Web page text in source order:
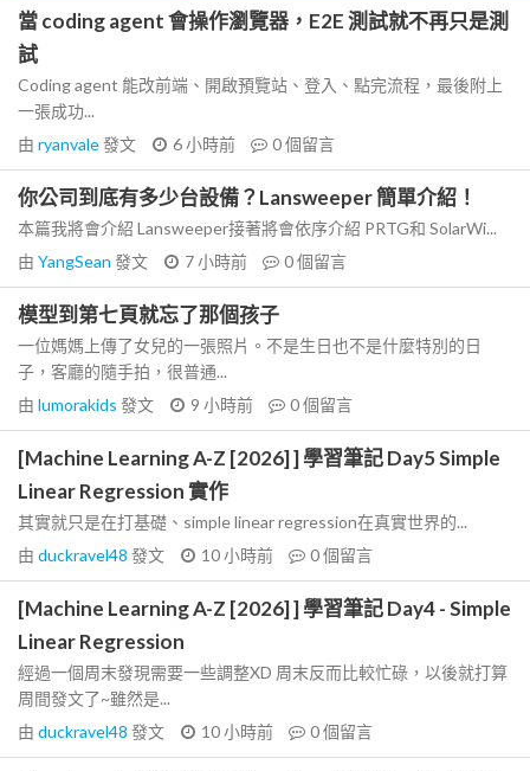
當 coding agent 會操作瀏覽器，E2E 測試就不再只是測
試
Coding agent 能改前端、開啟預覽站、登入、點完流程，最後附上
一張成功...
由 ryanvale發文 6 小時前 0個留言
你公司到底有多少台設備？Lansweeper 簡單介紹！
本篇我將會介紹 Lansweeper接著將會依序介紹 PRTG和 SolarWi...
由 YangSean 發文 7 小時前 0個留言
模型到第七頁就忘了那個孩子
一位媽媽上傳了女兒的一張照片。不是生日也不是什麼特別的日
子，客廳的隨手拍，很普通...
由 lumorakids 發文 9 小時前 0個留言
[Machine Learning A-Z [2026] ] 學習筆記 Day5 Simple
Linear Regression 實作
其實就只是在打基礎、simple linear regression在真實世界的...
由 duckravel48 發文 10 小時前 0個留言
[Machine Learning A-Z [2026] ] 學習筆記 Day4 - Simple
Linear Regression
經過一個周末發現需要一些調整XD 周末反而比較忙碌，以後就打算
周間發文了~雖然是...
由 duckravel48 發文 10 小時前 0個留言